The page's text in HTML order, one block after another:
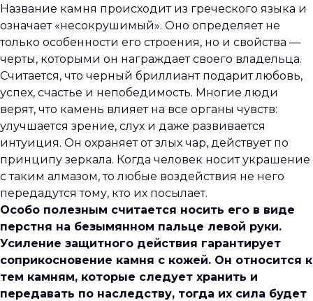
Название камня происходит из греческого языка и
означает «несокрушимый». Оно определяет не
только особенности его строения, но и свойства —
черты, которыми он награждает своего владельца.
Считается, что черный бриллиант подарит любовь,
успех, счастье и непобедимость. Многие люди
верят, что камень влияет на все органы чувств:
улучшается зрение, слух и даже развивается
интуиция. Он охраняет от злых чар, действует по
принципу зеркала. Когда человек носит украшение
с таким алмазом, то любые воздействия не него
передадутся тому, кто их посылает.
Особо полезным считается носить его в виде
перстня на безымянном пальце левой руки.
Усиление защитного действия гарантирует
соприкосновение камня с кожей. Он относится к
тем камням, которые следует хранить и
передавать по наследству, тогда их сила будет